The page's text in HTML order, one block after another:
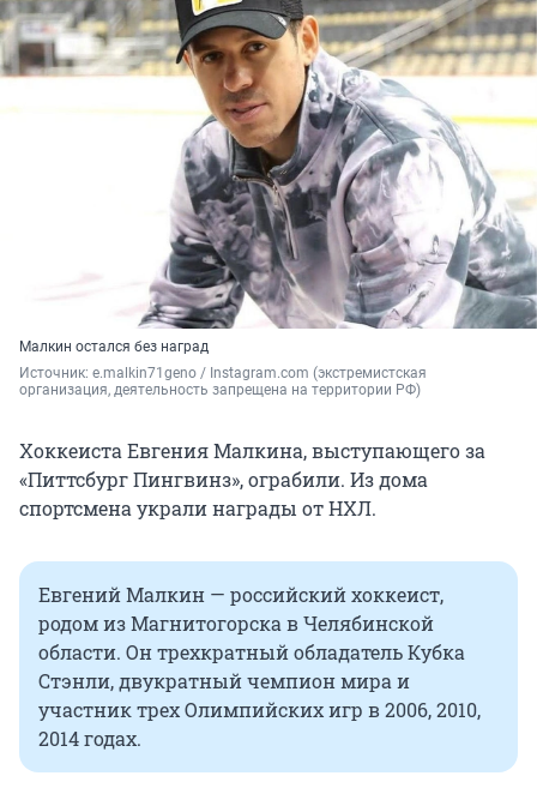
Малкин остался без наград
Источник: e.malkin71geno / Instаgram.com (экстремистская
организация, деятельность запрещена на территории РФ)
Хоккеиста Евгения Малкина, выступающего за
«Питтсбург Пингвинз», ограбили. Из дома
спортсмена украли награды от НХЛ.
Евгений Малкин — российский хоккеист,
родом из Магнитогорска в Челябинской
области. Он трехкратный обладатель Кубка
Стэнли, двукратный чемпион мира и
участник трех Олимпийских игр в 2006, 2010,
2014 годах.